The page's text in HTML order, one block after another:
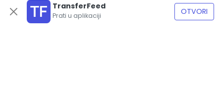
TransferFeed
Prati u aplikaciji OTVORI